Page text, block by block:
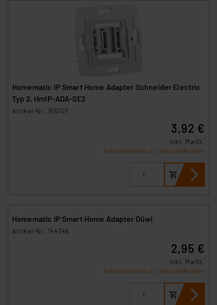
Homematic IP Smart Home Adapter Schneider Electric
Typ 2, HmIP-ADA-SE2
Artikel-Nr. 156107
3,92 €
inkl. MwSt.
Informationen zu Versandkosten
Homematic IP Smart Home Adapter Düwi
Artikel-Nr. 144746
2,95 €
inkl. MwSt.
Informationen zu Versandkosten